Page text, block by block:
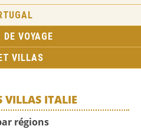
VOYAGE
VILLAS
VILLAS ITALIE
régions